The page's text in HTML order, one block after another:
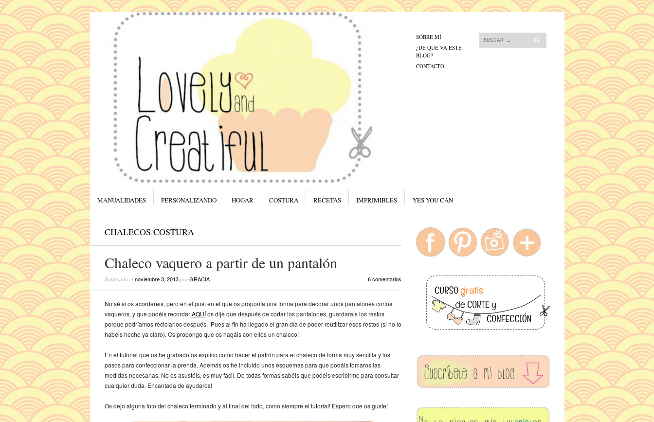
Buscar
SOBRE MÍ
¿DE QUÉ VA ESTE
BLOG?
CONTACTO
Menú
SALTAR AL CONTENIDO.
MANUALIDADES PERSONALIZANDO HOGAR COSTURA RECETAS IMPRIMIBLES YES YOU CAN
CHALECOS/COSTURA
Chaleco vaquero a partir de un pantalón
Publicado el noviembre 3, 2013porGRACIA 6 comentarios
No sé si os acordareis, pero en el post en el que os proponía una forma para decorar unos pantalones cortos
vaqueros, y que podéis recordarAQUÍos dije que después de cortar los pantalones, guardarais los restos
porque podríamos reciclarlos después. Pues al fin ha llegado el gran día de poder reutilizar esos restos (si no lo
habéis hecho ya claro). Os propongo que os hagáis con ellos un chaleco!
En el tutorial que os he grabado os explico como hacer el patrón para el chaleco de forma muy sencilla y los
pasos para confeccionar la prenda. Además os he incluido unos esquemas para que podáis tomaros las
medidas necesarias. No os asustéis, es muy fácil. De todas formas sabéis que podéis escribirme para consultar
cualquier duda. Encantada de ayudaros!
Os dejo alguna foto del chaleco terminado y al final del todo, como siempre el tutorial! Espero que os guste!